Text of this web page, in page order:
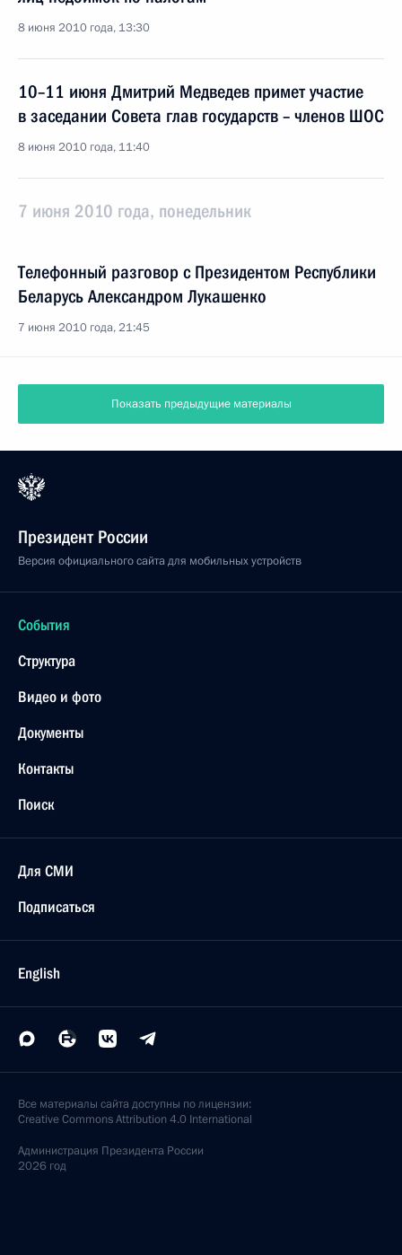
8 июня 2010 года, 13:30
10–11 июня Дмитрий Медведев примет участие
в заседании Совета глав государств – членов ШОС
8 июня 2010 года, 11:40
7 июня 2010 года, понедельник
Телефонный разговор с Президентом Республики
Беларусь Александром Лукашенко
7 июня 2010 года, 21:45
Показать предыдущие материалы
Президент России
Версия официального сайта для мобильных устройств
События
Структура
Видео и фото
Документы
Контакты
Поиск
Для СМИ
Подписаться
English
Все материалы сайта доступны по лицензии:
Creative Commons Attribution 4.0 International
Администрация Президента России
2026 год